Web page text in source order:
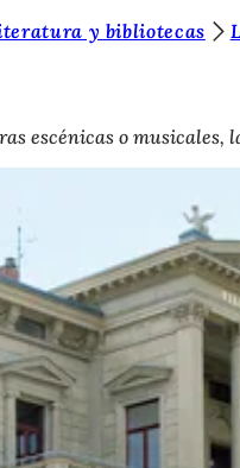
y bibliotecas
escénicas o